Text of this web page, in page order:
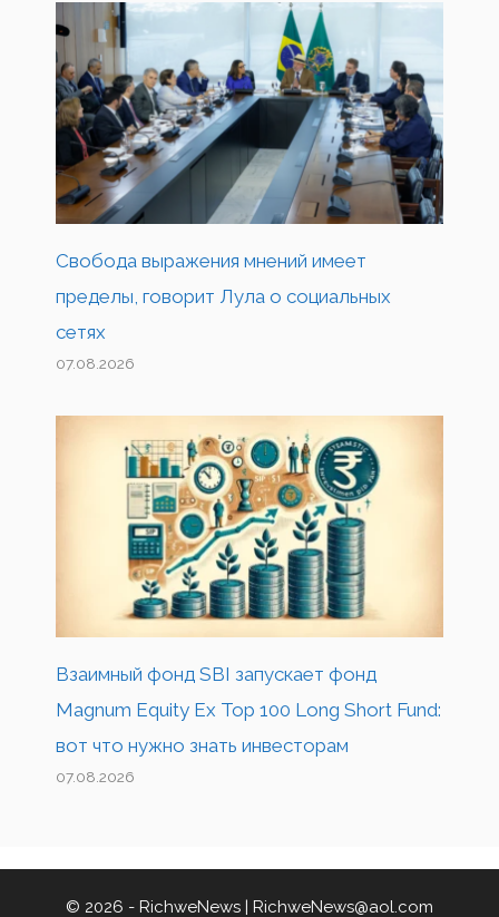
Свобода выражения мнений имеет
пределы, говорит Лула о социальных
сетях
07.08.2026
Взаимный фонд SBI запускает фонд
Magnum Equity Ex Top 100 Long Short Fund:
вот что нужно знать инвесторам
07.08.2026
© 2026 - RichweNews | RichweNews@aol.com